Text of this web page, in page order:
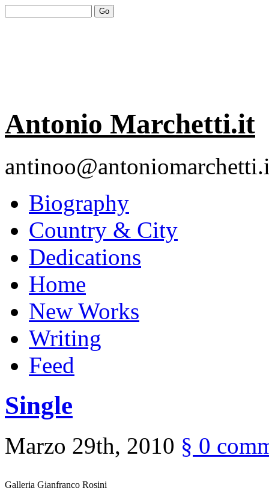
Antonio Marchetti.it
Biography
Country & City
Dedications
Home
New Works
Writing
Feed
Single
Marzo 29th, 2010 § 0
Galleria Gianfranco Rosini